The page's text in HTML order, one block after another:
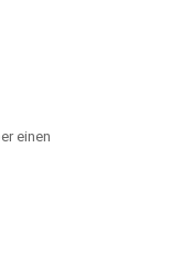
einen